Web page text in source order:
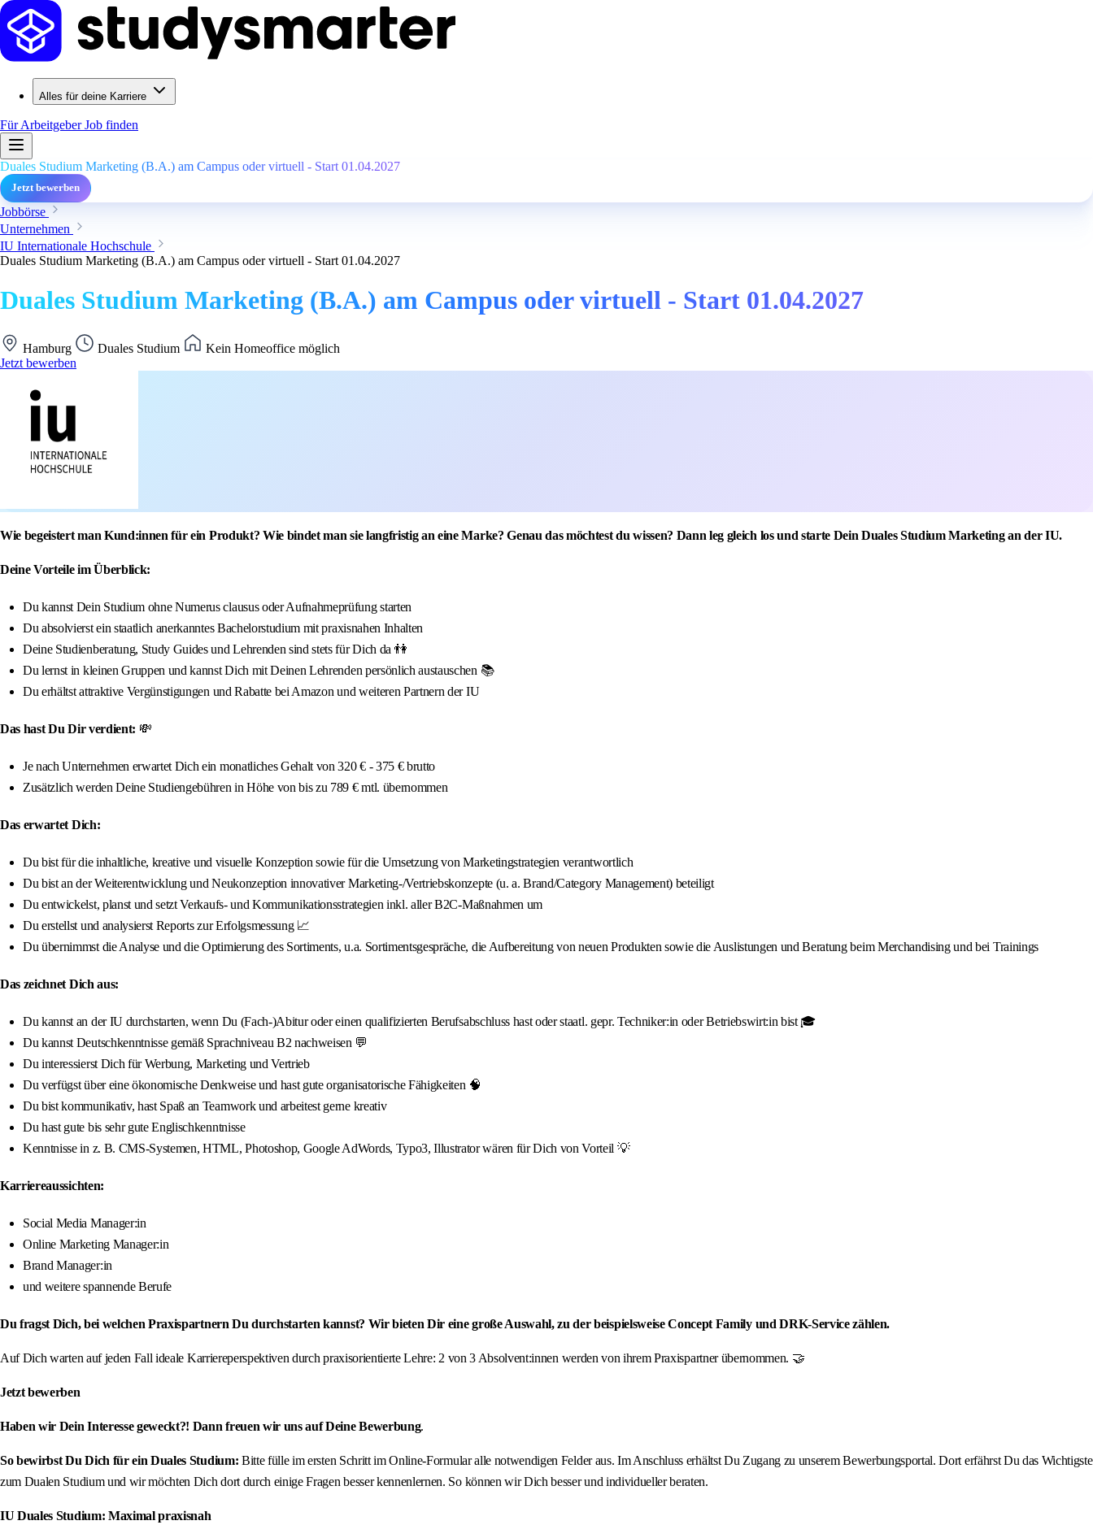
Alles für deine Karriere
Für ArbeitgeberJob finden
Duales Studium Marketing (B.A.) am Campus oder virtuell - Start 01.04.2027
Jetzt bewerben
Jobbörse
Unternehmen
IU Internationale Hochschule
Duales Studium Marketing (B.A.) am Campus oder virtuell - Start 01.04.2027
Duales Studium Marketing (B.A.) am Campus oder virtuell - Start 01.04.2027
Hamburg Duales Studium
Kein Homeoffice möglich
Jetzt bewerben
Wie begeistert man Kund:innen für ein Produkt? Wie bindet man sie langfristig an eine Marke? Genau das möchtest du wissen? Dann leg gleich los und starte Dein Duales Studium Marketing an der IU.
Deine Vorteile im Überblick:
Du kannst Dein Studium ohne Numerus clausus oder Aufnahmeprüfung starten
Du absolvierst ein staatlich anerkanntes Bachelorstudium mit praxisnahen Inhalten
Deine Studienberatung, Study Guides und Lehrenden sind stets für Dich da 👫
Du lernst in kleinen Gruppen und kannst Dich mit Deinen Lehrenden persönlich austauschen 📚
Du erhältst attraktive Vergünstigungen und Rabatte bei Amazon und weiteren Partnern der IU
Das hast Du Dir verdient: 💸
Je nach Unternehmen erwartet Dich ein monatliches Gehalt von 320 € - 375 € brutto
Zusätzlich werden Deine Studiengebühren in Höhe von bis zu 789 € mtl. übernommen
Das erwartet Dich:
Du bist für die inhaltliche, kreative und visuelle Konzeption sowie für die Umsetzung von Marketingstrategien verantwortlich
Du bist an der Weiterentwicklung und Neukonzeption innovativer Marketing-/Vertriebskonzepte (u. a. Brand/Category Management) beteiligt
Du entwickelst, planst und setzt Verkaufs- und Kommunikationsstrategien inkl. aller B2C-Maßnahmen um
Du erstellst und analysierst Reports zur Erfolgsmessung 📈
Du übernimmst die Analyse und die Optimierung des Sortiments, u.a. Sortimentsgespräche, die Aufbereitung von neuen Produkten sowie die Auslistungen und Beratung beim Merchandising und bei Trainings
Das zeichnet Dich aus:
Du kannst an der IU durchstarten, wenn Du (Fach-)Abitur oder einen qualifizierten Berufsabschluss hast oder staatl. gepr. Techniker:in oder Betriebswirt:in bist 🎓
Du kannst Deutschkenntnisse gemäß Sprachniveau B2 nachweisen 💬
Du interessierst Dich für Werbung, Marketing und Vertrieb
Du verfügst über eine ökonomische Denkweise und hast gute organisatorische Fähigkeiten 🧠
Du bist kommunikativ, hast Spaß an Teamwork und arbeitest gerne kreativ
Du hast gute bis sehr gute Englischkenntnisse
Kenntnisse in z. B. CMS-Systemen, HTML, Photoshop, Google AdWords, Typo3, Illustrator wären für Dich von Vorteil 💡
Karriereaussichten:
Social Media Manager:in
Online Marketing Manager:in
Brand Manager:in
und weitere spannende Berufe
Du fragst Dich, bei welchen Praxispartnern Du durchstarten kannst? Wir bieten Dir eine große Auswahl, zu der beispielsweise Concept Family und DRK-Service zählen.
Auf Dich warten auf jeden Fall ideale Karriereperspektiven durch praxisorientierte Lehre: 2 von 3 Absolvent:innen werden von ihrem Praxispartner übernommen. 🤝
Jetzt bewerben
Haben wir Dein Interesse geweckt?! Dann freuen wir uns auf Deine Bewerbung.
So bewirbst Du Dich für ein Duales Studium: Bitte fülle im ersten Schritt im Online-Formular alle notwendigen Felder aus. Im Anschluss erhältst Du Zugang zu unserem Bewerbungsportal. Dort erfährst Du das Wichtigste
zum Dualen Studium und wir möchten Dich dort durch einige Fragen besser kennenlernen. So können wir Dich besser und individueller beraten.
IU Duales Studium: Maximal praxisnah